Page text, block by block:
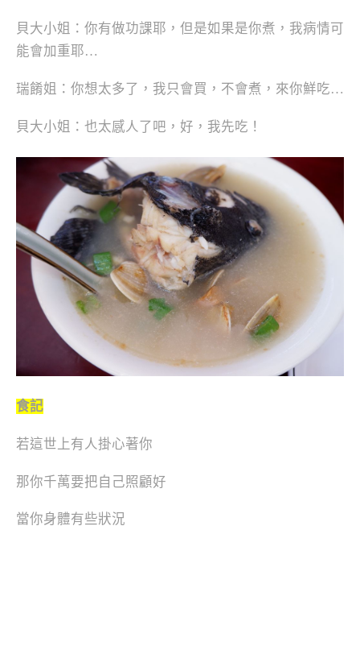
貝大小姐：你有做功課耶，但是如果是你煮，我病情可
能會加重耶…
瑞餚姐：你想太多了，我只會買，不會煮，來你鮮吃…
貝大小姐：也太感人了吧，好，我先吃！
食記
若這世上有人掛心著你
那你千萬要把自己照顧好
當你身體有些狀況